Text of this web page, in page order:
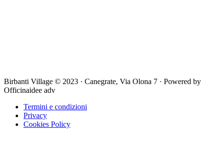
Birbanti Village © 2023 · Canegrate, Via Olona 7 · Powered by
Officinaidee adv
Termini e condizioni
Privacy
Cookies Policy